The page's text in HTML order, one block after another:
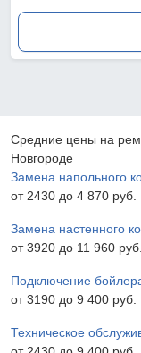
Средние цены на
Новгороде
Замена напольного
от 2430 до 4 870 pyб.
Замена настенного
от 3920 до 11 960 pyб.
Подключение
от 3190 до 9 400 pyб.
Техническое